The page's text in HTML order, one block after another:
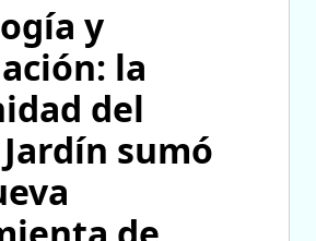
y
la
del
sumó